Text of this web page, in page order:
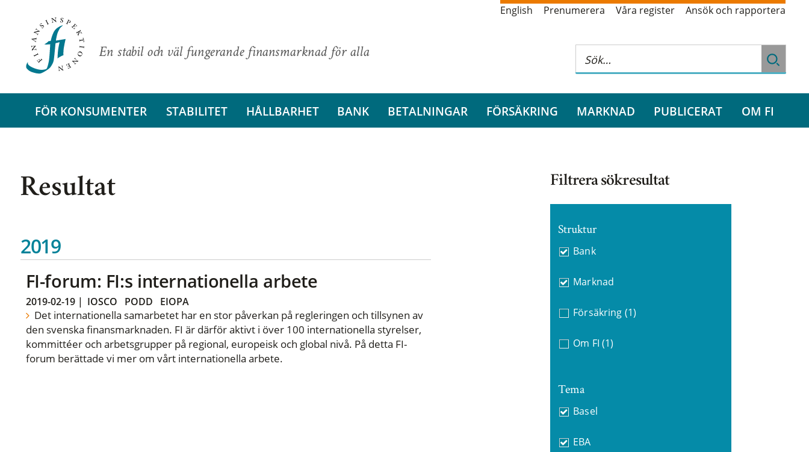
En stabil och väl fungerande finansmarknad för alla
English Prenumerera Våra register Ansök och rapportera
FÖR KONSUMENTER STABILITET HÅLLBARHET BANK BETALNINGAR FÖRSÄKRING MARKNAD PUBLICERAT OM FI
Resultat
2019
FI-forum: FI:s internationella arbete
2019-02-19| IOSCO PODD EIOPA
Det internationella samarbetet har en stor påverkan på regleringen och tillsynen av
den svenska finansmarknaden. FI är därför aktivt i över 100 internationella styrelser,
kommittéer och arbetsgrupper på regional, europeisk och global nivå. På detta FI-
forum berättade vi mer om vårt internationella arbete.
Filtrera sökresultat
Struktur
Bank
Marknad
Försäkring (1)
Om FI (1)
Tema
Basel
EBA